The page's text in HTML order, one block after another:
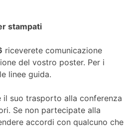
stampati
riceverete comunicazione
del vostro poster. Per i
linee guida.
il suo trasporto alla conferenza
Se non partecipate alla
accordi con qualcuno che